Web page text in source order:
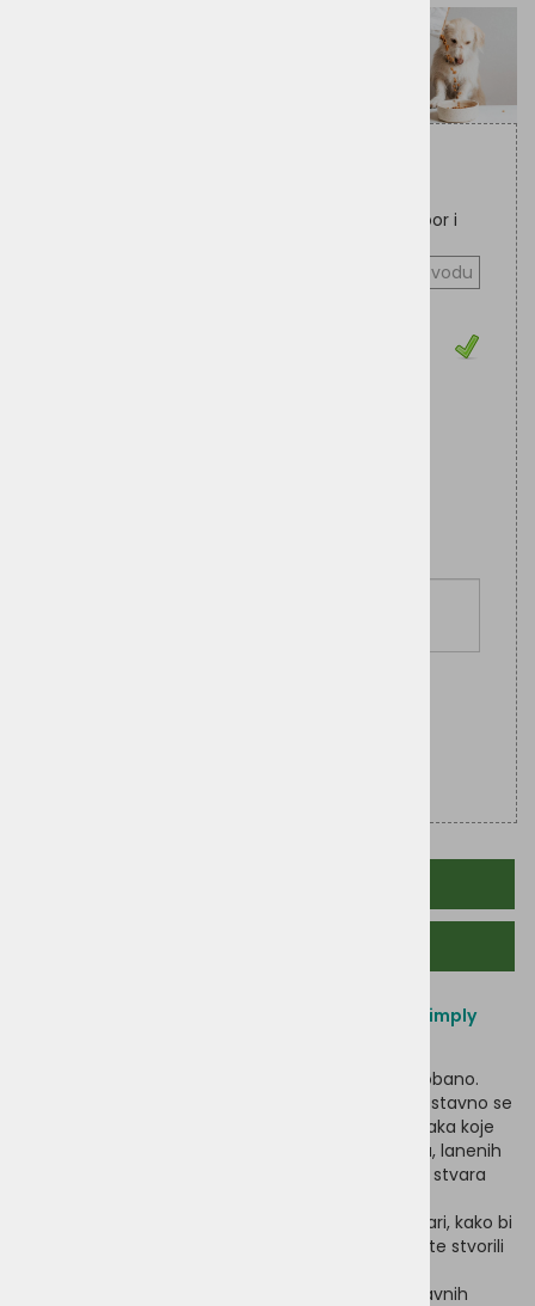
najčešćih pasjih alergena, stoga je odličan izbor i
Pitajte o proizvodu
Novi proizvod u Crunch obitelji - jednostavno Simply
Ponekad je lijepo osloniti se na već poznato i isprobano.
Točno to vrijedi za Vegdog SIMPLY CRUNCH. Jednostavno se
dobro hranite s hranom koja sadrži mnogo sastojaka koje
vaš pas već poznaje. Kombinacija kukuruza, prosa, lanenih
sjemenki, krumpirovih proteina i drugih poslastica stvara
Naravno, i ovdje su bili na djelu Vegdogovi veterinari, kako bi
osigurali kvalitetu i pokrivenost hranjivim tvarima te stvorili
Budući da SIMPLY CRUNCH ne sadrži nijedan od glavnih